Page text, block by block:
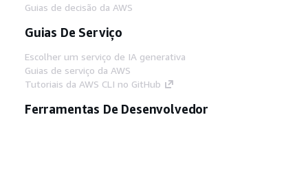
Guias de decisão da AWS
Guias De Serviço
Escolher um serviço de IA generativa
Guias de serviço da AWS
Tutoriais da AWS CLI no GitHub
Ferramentas De Desenvolvedor